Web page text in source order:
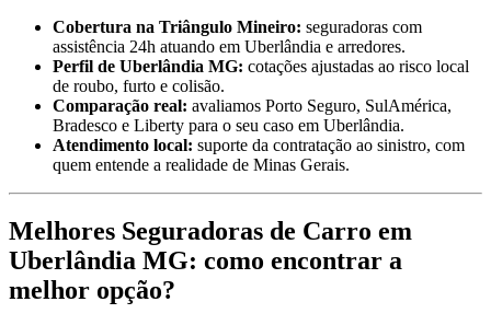
Cobertura na Triângulo Mineiro: seguradoras com
assistência 24h atuando em Uberlândia e arredores.
Perfil de Uberlândia MG: cotações ajustadas ao risco local
de roubo, furto e colisão.
Comparação real: avaliamos Porto Seguro, SulAmérica,
Bradesco e Liberty para o seu caso em Uberlândia.
Atendimento local: suporte da contratação ao sinistro, com
quem entende a realidade de Minas Gerais.
Melhores Seguradoras de Carro em
Uberlândia MG: como encontrar a
melhor opção?